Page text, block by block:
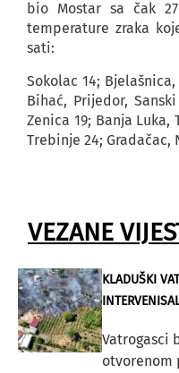
bio Mostar sa čak
temperature zraka
sati:
Sokolac 14;
Bihać, Prijedor,
Zenica 19; Banja Luka,
Trebinje 24; Gradačac,
VEZANE
KLADUŠKI
Vatrogasci
otvorenom